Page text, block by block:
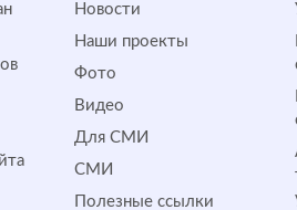
Новости
Наши проекты
Фото
Видео
Для СМИ
СМИ
Полезные ссылки